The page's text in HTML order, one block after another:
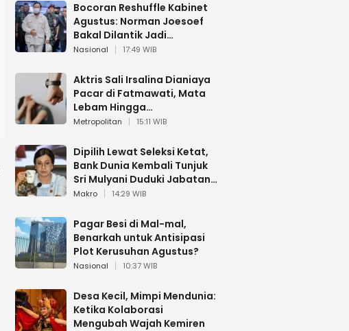
Bocoran Reshuffle Kabinet
Agustus: Norman Joesoef
Bakal Dilantik Jadi
Wamenhan RI
Nasional 17:49 WIB
Aktris Sali Irsalina Dianiaya
Pacar di Fatmawati, Mata
Lebam Hingga
Diselamatkan Polantas
Metropolitan 15:11 WIB
Dipilih Lewat Seleksi Ketat,
Bank Dunia Kembali Tunjuk
Sri Mulyani Duduki Jabatan
Strategis
Makro 14:29 WIB
Pagar Besi di Mal-mal,
Benarkah untuk Antisipasi
Plot Kerusuhan Agustus?
Nasional 10:37 WIB
Desa Kecil, Mimpi Mendunia:
Ketika Kolaborasi
Mengubah Wajah Kemiren